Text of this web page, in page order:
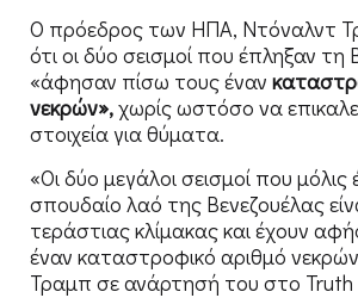
Ο πρόεδρος των ΗΠΑ, Ντόναλντ
ότι οι δύο σεισμοί που έπληξαν τη
«άφησαν πίσω τους έναν
νεκρών»,χωρίς ωστόσο να
στοιχεία για θύματα.
«Οι δύο μεγάλοι σεισμοί που
σπουδαίο λαό της Βενεζουέλας
τεράστιας κλίμακας και έχουν
έναν καταστροφικό αριθμό
Τραμπ σε ανάρτησή του στο Truth